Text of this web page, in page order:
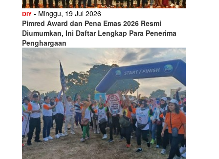
DIY - Minggu, 19 Jul 2026
Pimred Award dan Pena Emas 2026 Resmi
Diumumkan, Ini Daftar Lengkap Para Penerima
Penghargaan